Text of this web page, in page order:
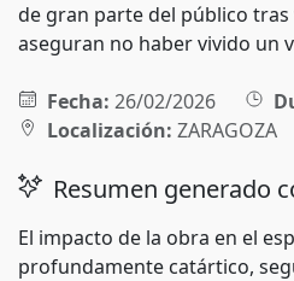
de gran parte del público
aseguran no haber vivido un
Fecha: 26/02/2026
Localización: ZARAGOZA
Resumen generado
El impacto de la obra en el
profundamente catártico,